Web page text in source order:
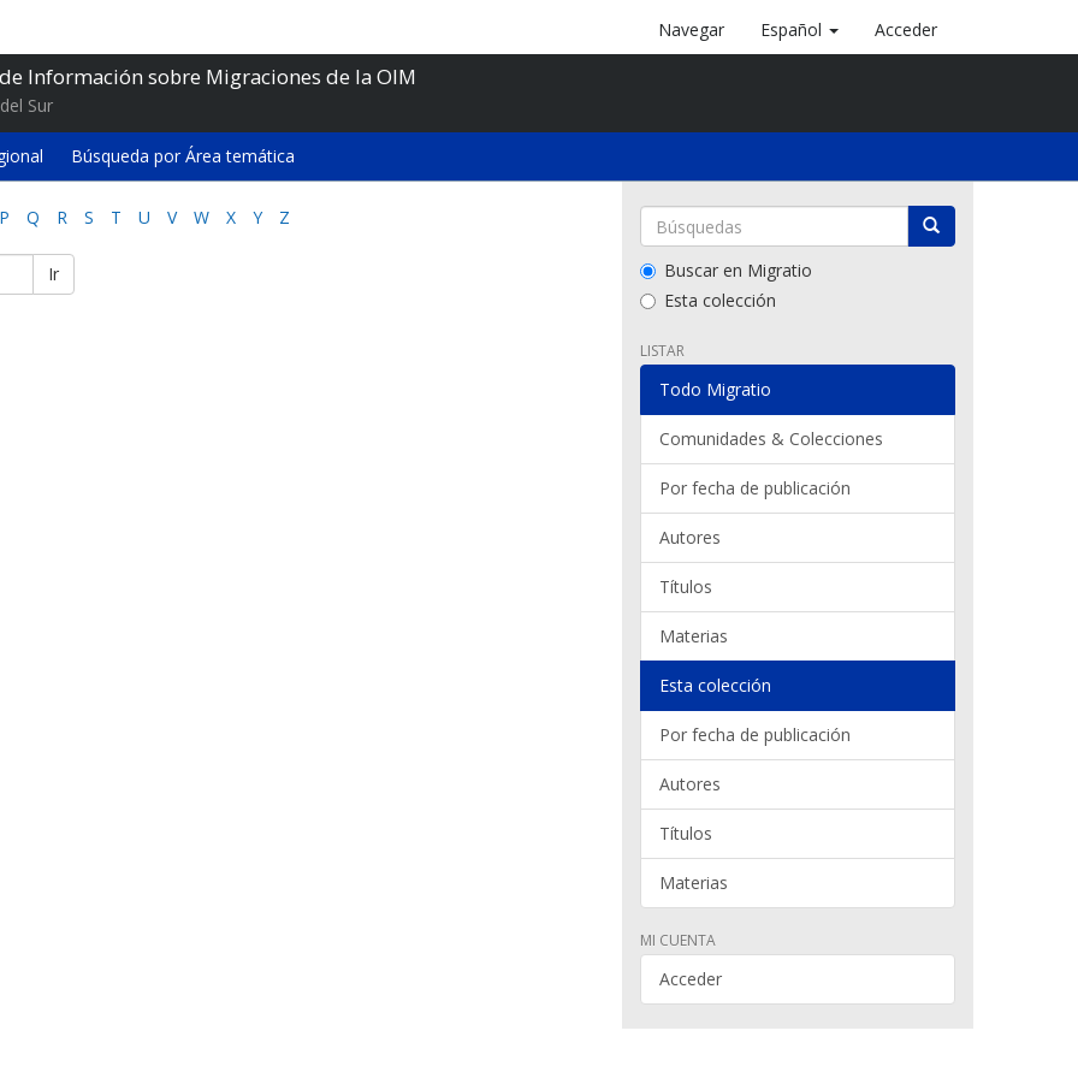
Información sobre Migraciones de la OIM
Sur
Navegar Español Acceder
Búsqueda por Área temática
P Q R S T U V W X Y Z
Ir
Buscar en Migratio
Esta colección
LISTAR
Todo Migratio
Comunidades & Colecciones
Por fecha de publicación
Autores
Títulos
Materias
Esta colección
Por fecha de publicación
Autores
Títulos
Materias
MI CUENTA
Acceder